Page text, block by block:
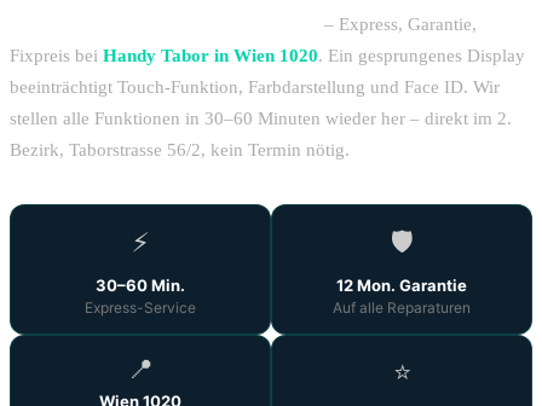
– Express, Garantie,
Fixpreis bei Handy Tabor in Wien 1020. Ein gesprungenes Display
beeinträchtigt Touch-Funktion, Farbdarstellung und Face ID. Wir
stellen alle Funktionen in 30–60 Minuten wieder her – direkt im 2.
Bezirk, Taborstrasse 56/2, kein Termin nötig.
⚡
30–60 Min.
Express-Service
🛡️
12 Mon. Garantie
Auf alle Reparaturen
📍
Wien 1020
⭐